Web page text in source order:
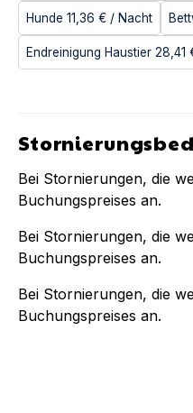
Hunde 11,36 € / Nacht
Endreinigung Haustier 28,41
Bei Stornierungen, die
Buchungspreises an.
Bei Stornierungen, die
Buchungspreises an.
Bei Stornierungen, die
Buchungspreises an.